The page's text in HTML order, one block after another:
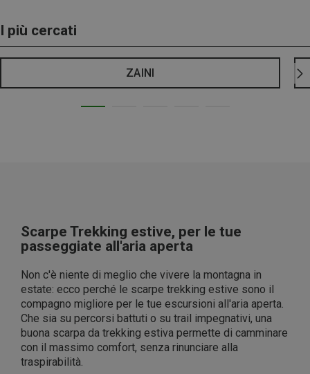
I più cercati
ZAINI
Scarpe Trekking estive, per le tue
passeggiate all'aria aperta
Non c'è niente di meglio che vivere la montagna in
estate: ecco perché le scarpe trekking estive sono il
compagno migliore per le tue escursioni all'aria aperta.
Che sia su percorsi battuti o su trail impegnativi, una
buona scarpa da trekking estiva permette di camminare
con il massimo comfort, senza rinunciare alla
traspirabilità.